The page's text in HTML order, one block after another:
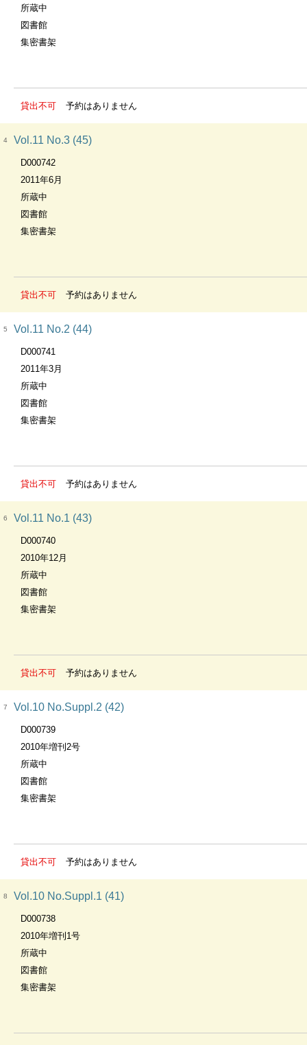
所蔵中
図書館
集密書架
貸出不可 予約はありません
4 Vol.11 No.3 (45)
D000742
2011年6月
所蔵中
図書館
集密書架
貸出不可 予約はありません
5 Vol.11 No.2 (44)
D000741
2011年3月
所蔵中
図書館
集密書架
貸出不可 予約はありません
6 Vol.11 No.1 (43)
D000740
2010年12月
所蔵中
図書館
集密書架
貸出不可 予約はありません
7 Vol.10 No.Suppl.2 (42)
D000739
2010年増刊2号
所蔵中
図書館
集密書架
貸出不可 予約はありません
8 Vol.10 No.Suppl.1 (41)
D000738
2010年増刊1号
所蔵中
図書館
集密書架